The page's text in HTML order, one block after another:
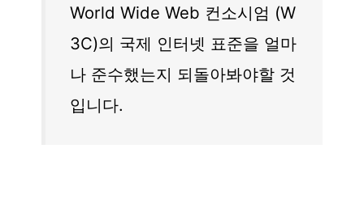
World Wide Web 컨소시엄 (W
3C)의 국제 인터넷 표준을 얼마
나 준수했는지 되돌아봐야할 것
입니다.